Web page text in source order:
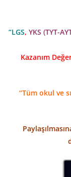
“LGS, YKS (TYT-
Kazanım
“Tüm okul ve